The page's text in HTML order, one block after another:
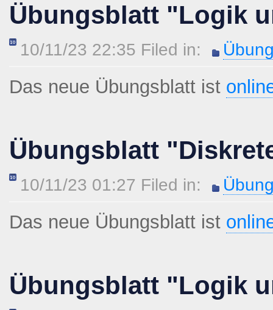
Übungsblatt "Logik
10/11/23 22:35 Filed in:
Das neue Übungsblatt ist
Übungsblatt
10/11/23 01:27 Filed in:
Das neue Übungsblatt ist
Übungsblatt "Logik